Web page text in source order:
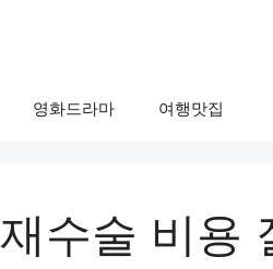
영화드라마 여행맛집
수술 비용